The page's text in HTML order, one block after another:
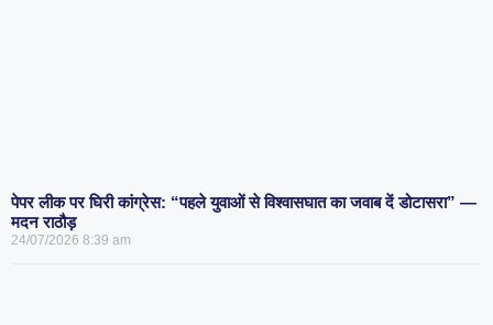
पेपर लीक पर घिरी कांग्रेस: “पहले युवाओं से विश्वासघात का जवाब दें डोटासरा” —
मदन राठौड़
24/07/2026 8:39 am